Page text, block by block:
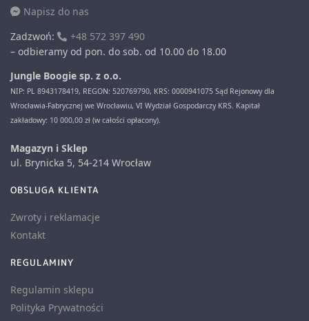
Napisz do nas
Zadzwoń:
+48 572 397 490
– odbieramy od pon. do sob. od 10.00 do 18.00
Jungle Boogie sp. z o.o.
NIP: PL 8943178419, REGON: 520769790, KRS: 0000941075 Sąd Rejonowy dla
Wrocławia-Fabrycznej we Wrocławiu, VI Wydział Gospodarczy KRS. Kapitał
zakładowy: 10 000,00 zł (w całości opłacony).
Magazyn i Sklep
ul. Brynicka 5, 54-214 Wrocław
OBSLUGA KLIENTA
Zwroty i reklamacje
Kontakt
REGULAMINY
Regulamin sklepu
Polityka Prywatności